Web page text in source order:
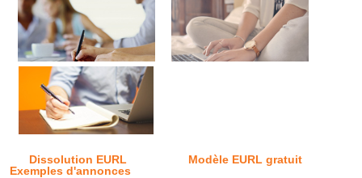
Dissolution EURL
Modèle EURL gratuit
Exemples d'annonces